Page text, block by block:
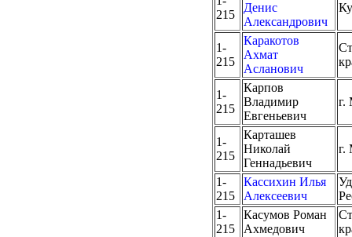
215
Денис
Александрович
1-
215
Каракотов
Ахмат
Асланович
1-
215
Карпов
Владимир
Евгеньевич
г.
1-
215
Карташев
Николай
Геннадьевич
г.
1-
215
Кассихин Илья
Алексеевич
1-
215
Касумов Роман
Ахмедович